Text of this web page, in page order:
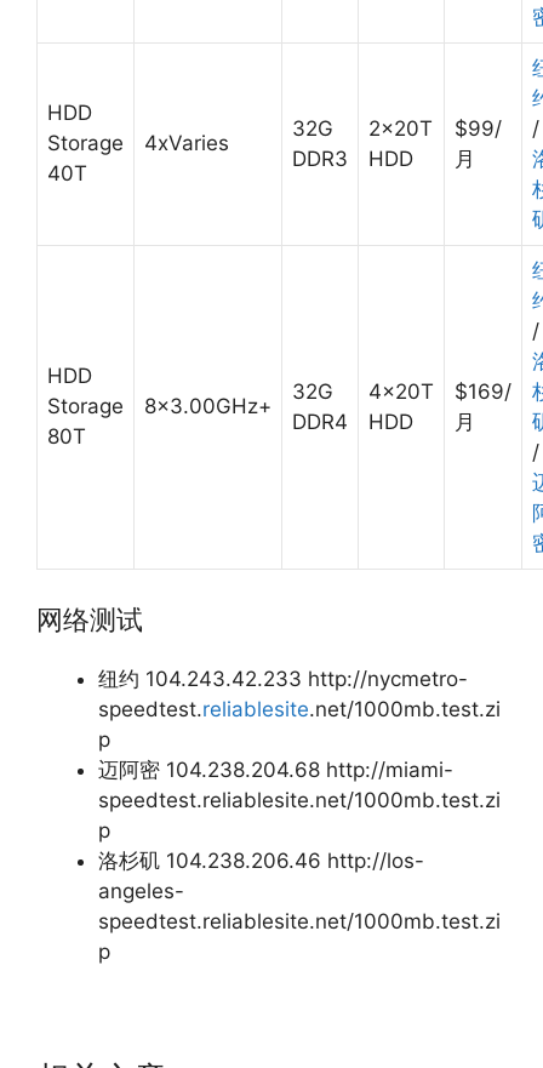
HDD
Storage
40T
4xVaries
32G
DDR3
2x20T
HDD
$99/
月
/
HDD
Storage
80T
8×3.00GHz+
32G
DDR4
4x20T
HDD
$169/
月
/
/
网络测试
纽约 104.243.42.233 http://nycmetro-
speedtest.reliablesite.net/1000mb.test.zi
p
迈阿密 104.238.204.68 http://miami-
speedtest.reliablesite.net/1000mb.test.zi
p
洛杉矶 104.238.206.46 http://los-
angeles-
speedtest.reliablesite.net/1000mb.test.zi
p